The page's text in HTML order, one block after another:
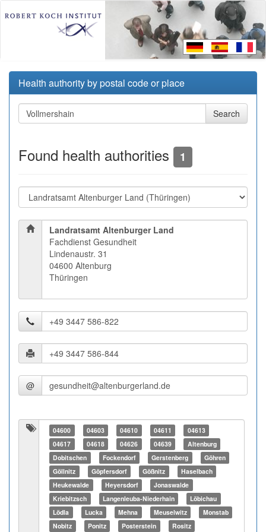
Health authority by postal code or place
Found health authorities 1
Landratsamt Altenburger Land
Fachdienst Gesundheit
Lindenaustr. 31
04600 Altenburg
Thüringen
@
04600 04603 04610 04611
04613
04617
04618 04626 04639
Altenburg
Dobitschen
Fockendorf Gerstenberg
Göhren
Göllnitz
Göpfersdorf Gößnitz
Haselbach
Heukewalde
Heyersdorf
Jonaswalde
Kriebitzsch
Langenleuba-Niederhain
Löbichau
Lödla
Lucka Mehna Meuselwitz
Monstab
Nobitz
Ponitz Posterstein Rositz